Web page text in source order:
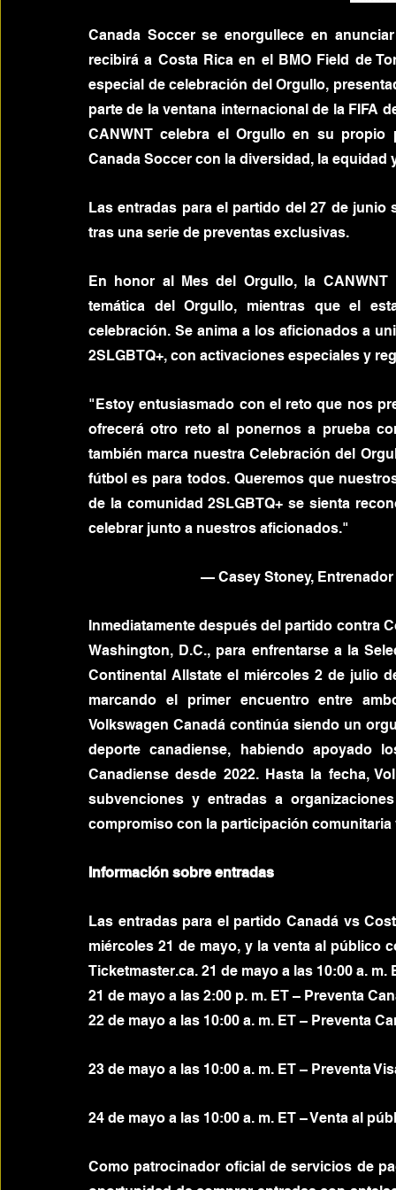
Canada Soccer se enorgullece en
recibirá a Costa Rica en el BMO Field de
especial de celebración del Orgullo,
parte de la ventana internacional de la FIFA
CANWNT celebra el Orgullo en su
Canada Soccer con la diversidad, la equidad
Las entradas para el partido del 27 de
tras una serie de preventas exclusivas.
En honor al Mes del Orgullo, la
temática del Orgullo, mientras que el
celebración. Se anima a los aficionados a
2SLGBTQ+, con activaciones especiales y
"Estoy entusiasmado con el reto que nos
ofrecerá otro reto al ponernos a prueba
también marca nuestra Celebración del
fútbol es para todos. Queremos que
de la comunidad 2SLGBTQ+ se sienta
celebrar junto a nuestros aficionados."
— Casey Stoney,
Inmediatamente después del partido contra
Washington, D.C., para enfrentarse a la
Continental Allstate el miércoles 2 de julio
marcando el primer encuentro entre
Volkswagen Canadá continúa siendo un
deporte canadiense, habiendo apoyado
Canadiense desde 2022. Hasta la fecha,
subvenciones y entradas a
compromiso con la participación comunitaria
Información sobre entradas
Las entradas para el partido Canadá vs
miércoles 21 de mayo, y la venta al público
Ticketmaster.ca. 21 de mayo a las 10:00 a. m.
21 de mayo a las 2:00 p. m. ET – Preventa
22 de mayo a las 10:00 a. m. ET – Preventa
23 de mayo a las 10:00 a. m. ET – Preventa
24 de mayo a las 10:00 a. m. ET – Venta al
Como patrocinador oficial de servicios de